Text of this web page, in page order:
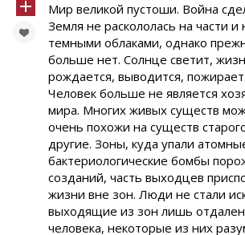
Мир великой пустоши. Война
Земля не раскололась на части и
темными облаками, однако
больше нет. Солнце светит,
рождается, выводится,
Человек больше не является
мира. Многих живых существ
очень похожи на существ
другие. Зоны, куда упали
бактериологические бомбы
созданий, часть выходцев
жизни вне зон. Люди не стали
выходящие из зон лишь
человека, некоторые из них